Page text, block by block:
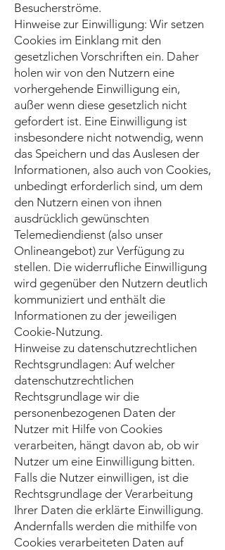
Besucherströme.
Hinweise zur Einwilligung: Wir setzen
Cookies im Einklang mit den
gesetzlichen Vorschriften ein. Daher
holen wir von den Nutzern eine
vorhergehende Einwilligung ein,
außer wenn diese gesetzlich nicht
gefordert ist. Eine Einwilligung ist
insbesondere nicht notwendig, wenn
das Speichern und das Auslesen der
Informationen, also auch von Cookies,
unbedingt erforderlich sind, um dem
den Nutzern einen von ihnen
ausdrücklich gewünschten
Telemediendienst (also unser
Onlineangebot) zur Verfügung zu
stellen. Die widerrufliche Einwilligung
wird gegenüber den Nutzern deutlich
kommuniziert und enthält die
Informationen zu der jeweiligen
Cookie-Nutzung.
Hinweise zu datenschutzrechtlichen
Rechtsgrundlagen: Auf welcher
datenschutzrechtlichen
Rechtsgrundlage wir die
personenbezogenen Daten der
Nutzer mit Hilfe von Cookies
verarbeiten, hängt davon ab, ob wir
Nutzer um eine Einwilligung bitten.
Falls die Nutzer einwilligen, ist die
Rechtsgrundlage der Verarbeitung
Ihrer Daten die erklärte Einwilligung.
Andernfalls werden die mithilfe von
Cookies verarbeiteten Daten auf